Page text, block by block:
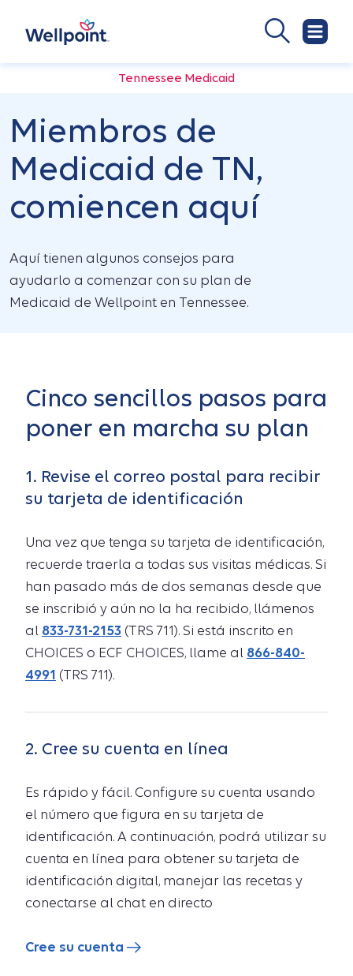
Tennessee Medicaid
Miembros de
Medicaid de TN,
comiencen aquí
Aquí tienen algunos consejos para
ayudarlo a comenzar con su plan de
Medicaid de Wellpoint en Tennessee.
Cinco sencillos pasos para
poner en marcha su plan
1. Revise el correo postal para recibir
su tarjeta de identificación
Una vez que tenga su tarjeta de identificación,
recuerde traerla a todas sus visitas médicas. Si
han pasado más de dos semanas desde que
se inscribió y aún no la ha recibido, llámenos
al 833-731-2153 (TRS 711). Si está inscrito en
CHOICES o ECF CHOICES, llame al 866-840-
4991 (TRS 711).
2. Cree su cuenta en línea
Es rápido y fácil. Configure su cuenta usando
el número que figura en su tarjeta de
identificación. A continuación, podrá utilizar su
cuenta en línea para obtener su tarjeta de
identificación digital, manejar las recetas y
conectarse al chat en directo
Cree su cuenta